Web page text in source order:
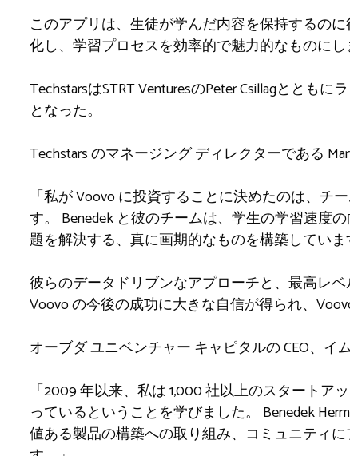
このアプリは、生徒が学んだ内容を保持するの
化し、学習プロセスを効率的で魅力的なものにし
TechstarsはSTRT VenturesのPeter Csillagととも
となった。
Techstars のマネージング ディレクターである
「私が Voovo に投資することに決めたのは、
す。 Benedek と彼のチームは、学生の学習速度
題を解決する、真に画期的なものを構築していま
彼らのデータドリブンなアプローチと、最高レ
Voovo の今後の成功に大きな自信が得られ、
オーブダ ユニベンチャー キャピタルの CEO、イ
「2009 年以来、私は 1,000 社以上のスタート
っているということを学びました。 Benedek
値ある製品の構築への取り組み、コミュニティ